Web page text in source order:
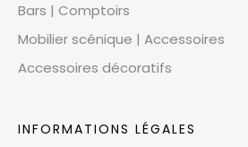
Bars | Comptoirs
Mobilier scénique | Accessoires
Accessoires décoratifs
INFORMATIONS LÉGALES